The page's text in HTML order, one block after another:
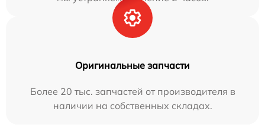
Оригинальные запчасти
Более 20 тыс. запчастей от производителя в
наличии на собственных складах.